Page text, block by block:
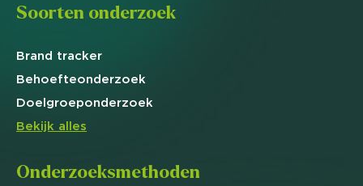
Soorten onderzoek
Brand tracker
Behoefteonderzoek
Doelgroeponderzoek
Bekijk alles
Onderzoeksmethoden